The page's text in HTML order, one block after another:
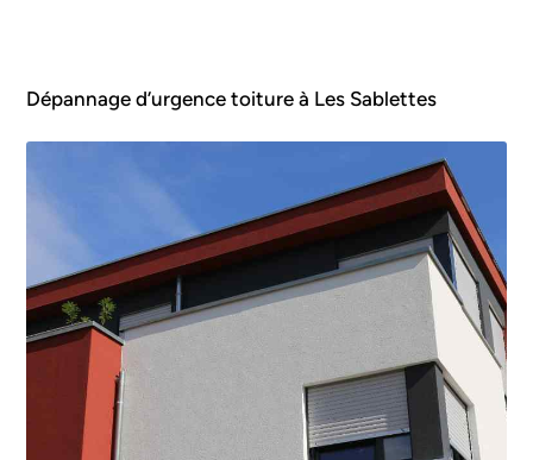
Dépannage d’urgence toiture à Les Sablettes